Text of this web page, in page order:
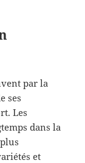
par la
ses
Les
dans la
et